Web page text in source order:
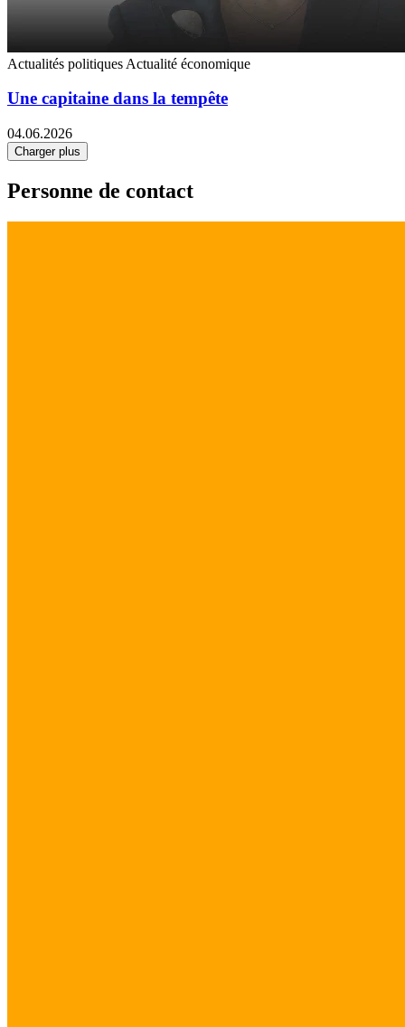
Actualités politiques Actualité économique
Une capitaine dans la tempête
04.06.2026
Charger plus
Personne de contact